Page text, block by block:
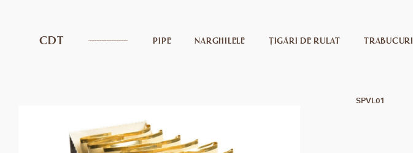
CDT PIPE NARGHILELE ȚIGĂRI DE RULAT TRABUCURI
SPVL01